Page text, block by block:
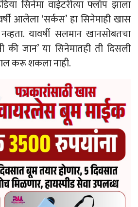
सिनेमा वाईटरीत्या फ्लॉप झाला
आलेला ‘सर्कस’ हा सिनेमाही खास
यावर्षी सलमान खानसोबतचा
की जान’ या सिनेमातही ती दिसली
करू शकला नाही.